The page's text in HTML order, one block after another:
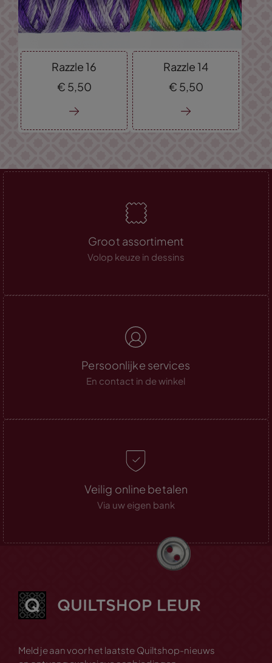
Razzle 16
€ 5,50
Razzle 14
€ 5,50
Groot assortiment
Volop keuze in dessins
Persoonlijke services
En contact in de winkel
Veilig online betalen
Via uw eigen bank
Meld je aan voor het laatste Quiltshop-nieuws